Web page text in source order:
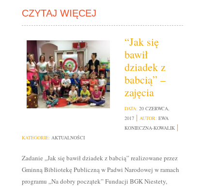
CZYTAJ WIĘCEJ
“Jak się
bawił
dziadek z
babcią” –
zajęcia
DATA: 20 CZERWCA,
2017
AUTOR: EWA
KONIECZNA-KOWALIK
KATEGORIE: AKTUALNOŚCI
Zadanie „Jak się bawił dziadek z babcią” realizowane przez
Gminną Bibliotekę Publiczną w Padwi Narodowej w ramach
programu „Na dobry początek” Fundacji BGK Niestety,